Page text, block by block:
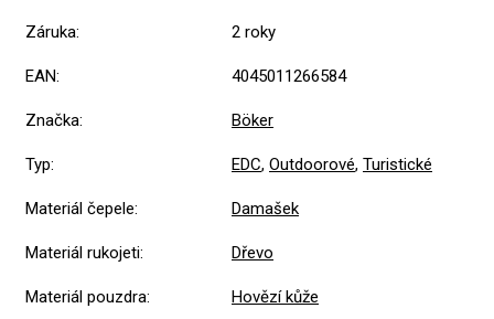
Záruka: 2 roky
EAN: 4045011266584
Značka: Böker
Typ: EDC, Outdoorové, Turistické
Materiál čepele: Damašek
Materiál rukojeti: Dřevo
Materiál pouzdra: Hovězí kůže